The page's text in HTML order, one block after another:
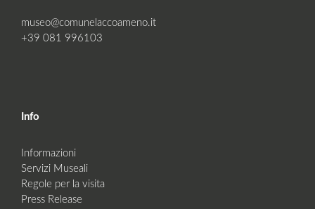
museo@comunelaccoameno.it
+39 081 996103
Info
Informazioni
Servizi Museali
Regole per la visita
Press Release